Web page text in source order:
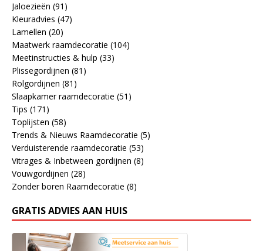
Jaloezieën (91)
Kleuradvies (47)
Lamellen (20)
Maatwerk raamdecoratie (104)
Meetinstructies & hulp (33)
Plissegordijnen (81)
Rolgordijnen (81)
Slaapkamer raamdecoratie (51)
Tips (171)
Toplijsten (58)
Trends & Nieuws Raamdecoratie (5)
Verduisterende raamdecoratie (53)
Vitrages & Inbetween gordijnen (8)
Vouwgordijnen (28)
Zonder boren Raamdecoratie (8)
GRATIS ADVIES AAN HUIS